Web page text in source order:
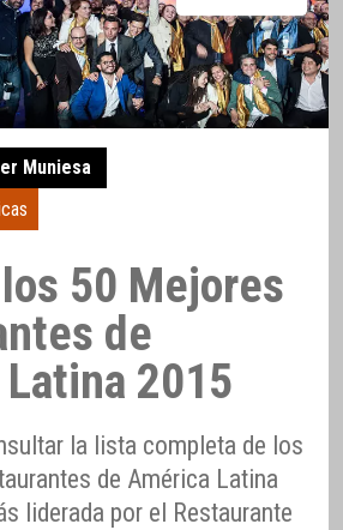
Muniesa
50 Mejores
de
2015
la lista completa de los
de América Latina
liderada por el Restaurante